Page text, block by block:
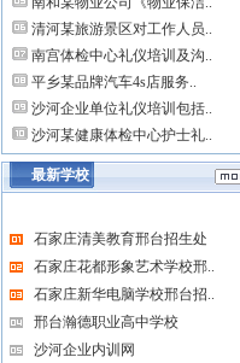
清河某旅游景区对工作人员..
南宫体检中心礼仪培训及沟..
平乡某品牌汽车4s店服务..
沙河企业单位礼仪培训包括..
沙河某健康体检中心护士礼..
最新学校
石家庄清美教育邢台招生处
石家庄花都形象艺术学校邢..
石家庄新华电脑学校邢台招..
邢台瀚德职业高中学校
沙河企业内训网